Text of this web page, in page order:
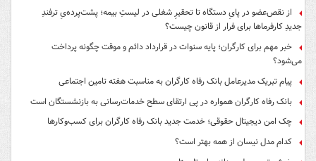
از نقص‌عضو در پایِ دستگاه تا تحقیرِ شغلی در لیستِ بیمه؛ پشت‌پرده‌یِ ترفندِ
جدیدِ کارفرماها برای فرار از قانون چیست؟
خبر مهم برای کارگران؛ پایه سنوات در قرارداد دائم و موقت چگونه پرداخت
می‌شود؟
پیام تبریک مدیرعامل بانک رفاه کارگران به مناسبت هفته تامین اجتماعی
بانک رفاه کارگران همواره در پی ارتقای سطح خدمات‌رسانی به بازنشستگان است
چک امن دیجیتال حقوقی؛ خدمت جدید بانک رفاه کارگران برای کسب‌وکارها
کدام مدل نیسان از همه بهتر است؟